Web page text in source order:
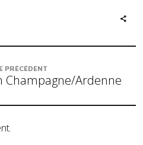
PRÉCÉDENT
Champagne/Ardenne